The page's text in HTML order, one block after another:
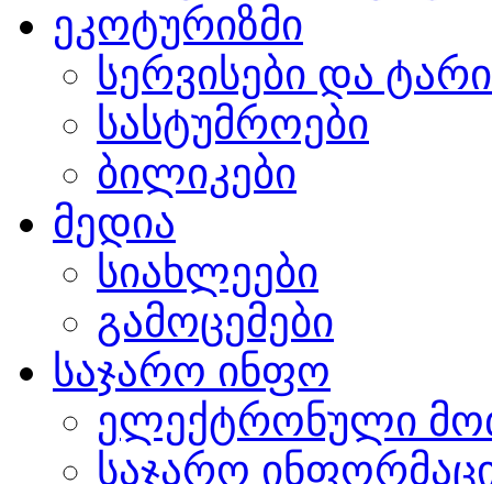
ეკოტურიზმი
სერვისები და
სასტუმროები
ბილიკები
მედია
სიახლეები
გამოცემები
საჯარო ინფო
ელექტრონული
საჯარო